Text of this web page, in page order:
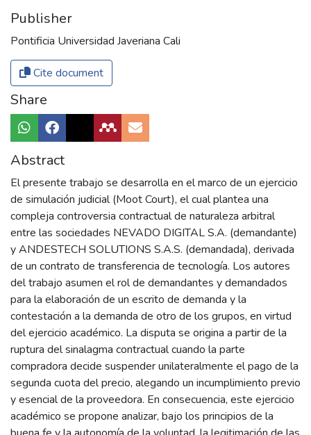
Publisher
Pontificia Universidad Javeriana Cali
Cite document
Share
Abstract
El presente trabajo se desarrolla en el marco de un ejercicio
de simulación judicial (Moot Court), el cual plantea una
compleja controversia contractual de naturaleza arbitral
entre las sociedades NEVADO DIGITAL S.A. (demandante)
y ANDESTECH SOLUTIONS S.A.S. (demandada), derivada
de un contrato de transferencia de tecnología. Los autores
del trabajo asumen el rol de demandantes y demandados
para la elaboración de un escrito de demanda y la
contestación a la demanda de otro de los grupos, en virtud
del ejercicio académico. La disputa se origina a partir de la
ruptura del sinalagma contractual cuando la parte
compradora decide suspender unilateralmente el pago de la
segunda cuota del precio, alegando un incumplimiento previo
y esencial de la proveedora. En consecuencia, este ejercicio
académico se propone analizar, bajo los principios de la